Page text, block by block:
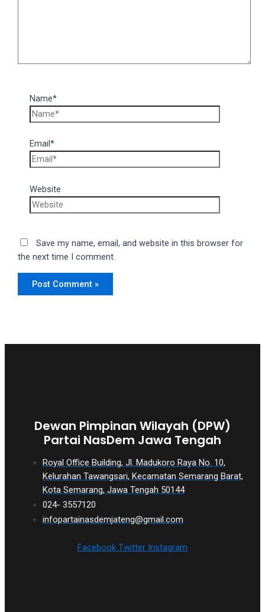
Name*
Email*
Website
Save my name, email, and website in this browser for
the next time I comment.
Dewan Pimpinan Wilayah (DPW)
Partai NasDem Jawa Tengah
Royal Office Building, Jl. Madukoro Raya No. 10,
Kelurahan Tawangsari, Kecamatan Semarang Barat,
Kota Semarang, Jawa Tengah 50144
024- 3557120
infopartainasdemjateng@gmail.com
Facebook Twitter Instagram